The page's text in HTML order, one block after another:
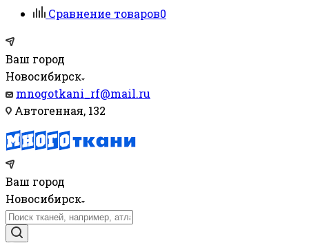
Сравнение товаров0
Ваш город
Новосибирск
mnogotkani_rf@mail.ru
Автогенная, 132
Ваш город
Новосибирск